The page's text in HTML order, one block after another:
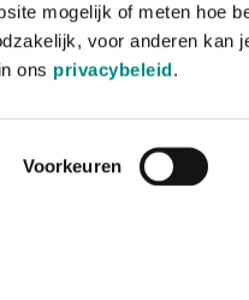
mogelijk of meten hoe
voor anderen kan
ons privacybeleid.
Voorkeuren